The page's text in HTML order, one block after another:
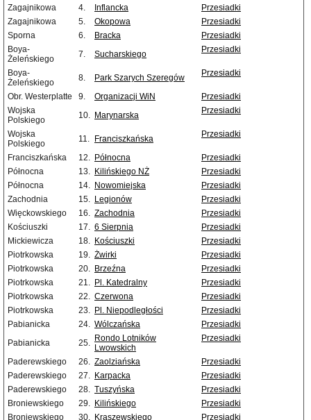
Zagajnikowa
4. Inflancka
Przesiadki
Zagajnikowa
5. Okopowa
Przesiadki
Sporna
6. Bracka
Przesiadki
Boya-
Żeleńskiego
7. Sucharskiego Przesiadki
Boya-
Żeleńskiego
8. Park Szarych Szeregów Przesiadki
Obr. Westerplatte 9. Organizacji WiN
Przesiadki
Wojska
Polskiego
10. Marynarska Przesiadki
Wojska
Polskiego
11. Franciszkańska Przesiadki
Franciszkańska 12. Północna
Przesiadki
Północna
13. Kilińskiego NŻ
Przesiadki
Północna
14. Nowomiejska
Przesiadki
Zachodnia
15. Legionów
Przesiadki
Więckowskiego
16. Zachodnia
Przesiadki
Kościuszki
17. 6 Sierpnia
Przesiadki
Mickiewicza
18. Kościuszki
Przesiadki
Piotrkowska
19. Żwirki
Przesiadki
Piotrkowska
20. Brzeźna
Przesiadki
Piotrkowska
21. Pl. Katedralny
Przesiadki
Piotrkowska
22. Czerwona
Przesiadki
Piotrkowska
23. Pl. Niepodległości
Przesiadki
Pabianicka
24. Wólczańska
Przesiadki
Pabianicka
25. Rondo Lotników
Lwowskich
Przesiadki
Paderewskiego 26. Zaolziańska
Przesiadki
Paderewskiego
27. Karpacka
Przesiadki
Paderewskiego
28. Tuszyńska
Przesiadki
Broniewskiego
29. Kilińskiego
Przesiadki
Broniewskiego
30. Kraszewskiego Przesiadki